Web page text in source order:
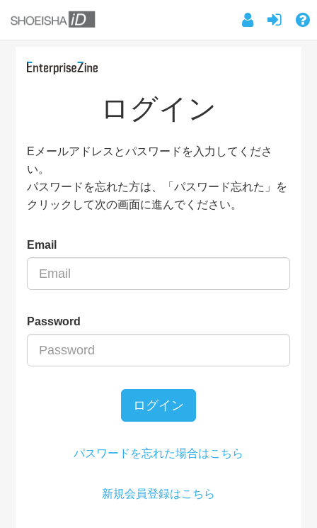
ログイン
Eメールアドレスとパスワードを入力してくださ
い。
パスワードを忘れた方は、「パスワード忘れた」を
クリックして次の画面に進んでください。
Email
Password
ログイン
パスワードを忘れた場合はこちら
新規会員登録はこちら